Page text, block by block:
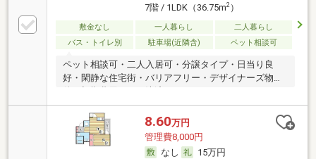
7階 / 1LDK（36.75m2）
敷金なし 一人暮らし
二人暮らし
バス・トイレ別
駐車場(近隣含) ペット相談可
ペット相談可・二人入居可・分譲タイプ・日当り良
好・閑静な住宅街・バリアフリー・デザイナーズ物
8.60万円
管理費8,000円
なし
15万円